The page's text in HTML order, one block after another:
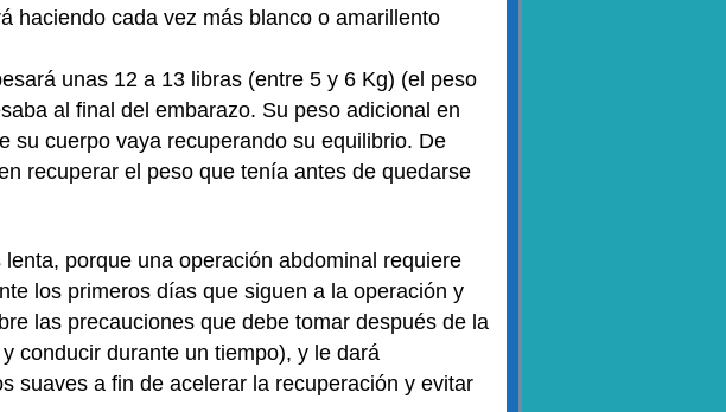
haciendo cada vez más blanco o amarillento
unas 12 a 13 libras (entre 5 y 6 Kg) (el peso
al final del embarazo. Su peso adicional en
su cuerpo vaya recuperando su equilibrio. De
recuperar el peso que tenía antes de quedarse
porque una operación abdominal requiere
los primeros días que siguen a la operación y
las precauciones que debe tomar después de la
conducir durante un tiempo), y le dará
suaves a fin de acelerar la recuperación y evitar